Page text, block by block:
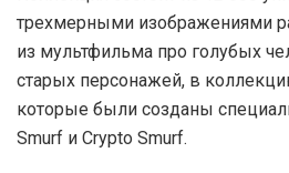
трехмерными изображениями
из мультфильма про голубых
старых персонажей, в
которые были созданы
Smurf и Crypto Smurf.